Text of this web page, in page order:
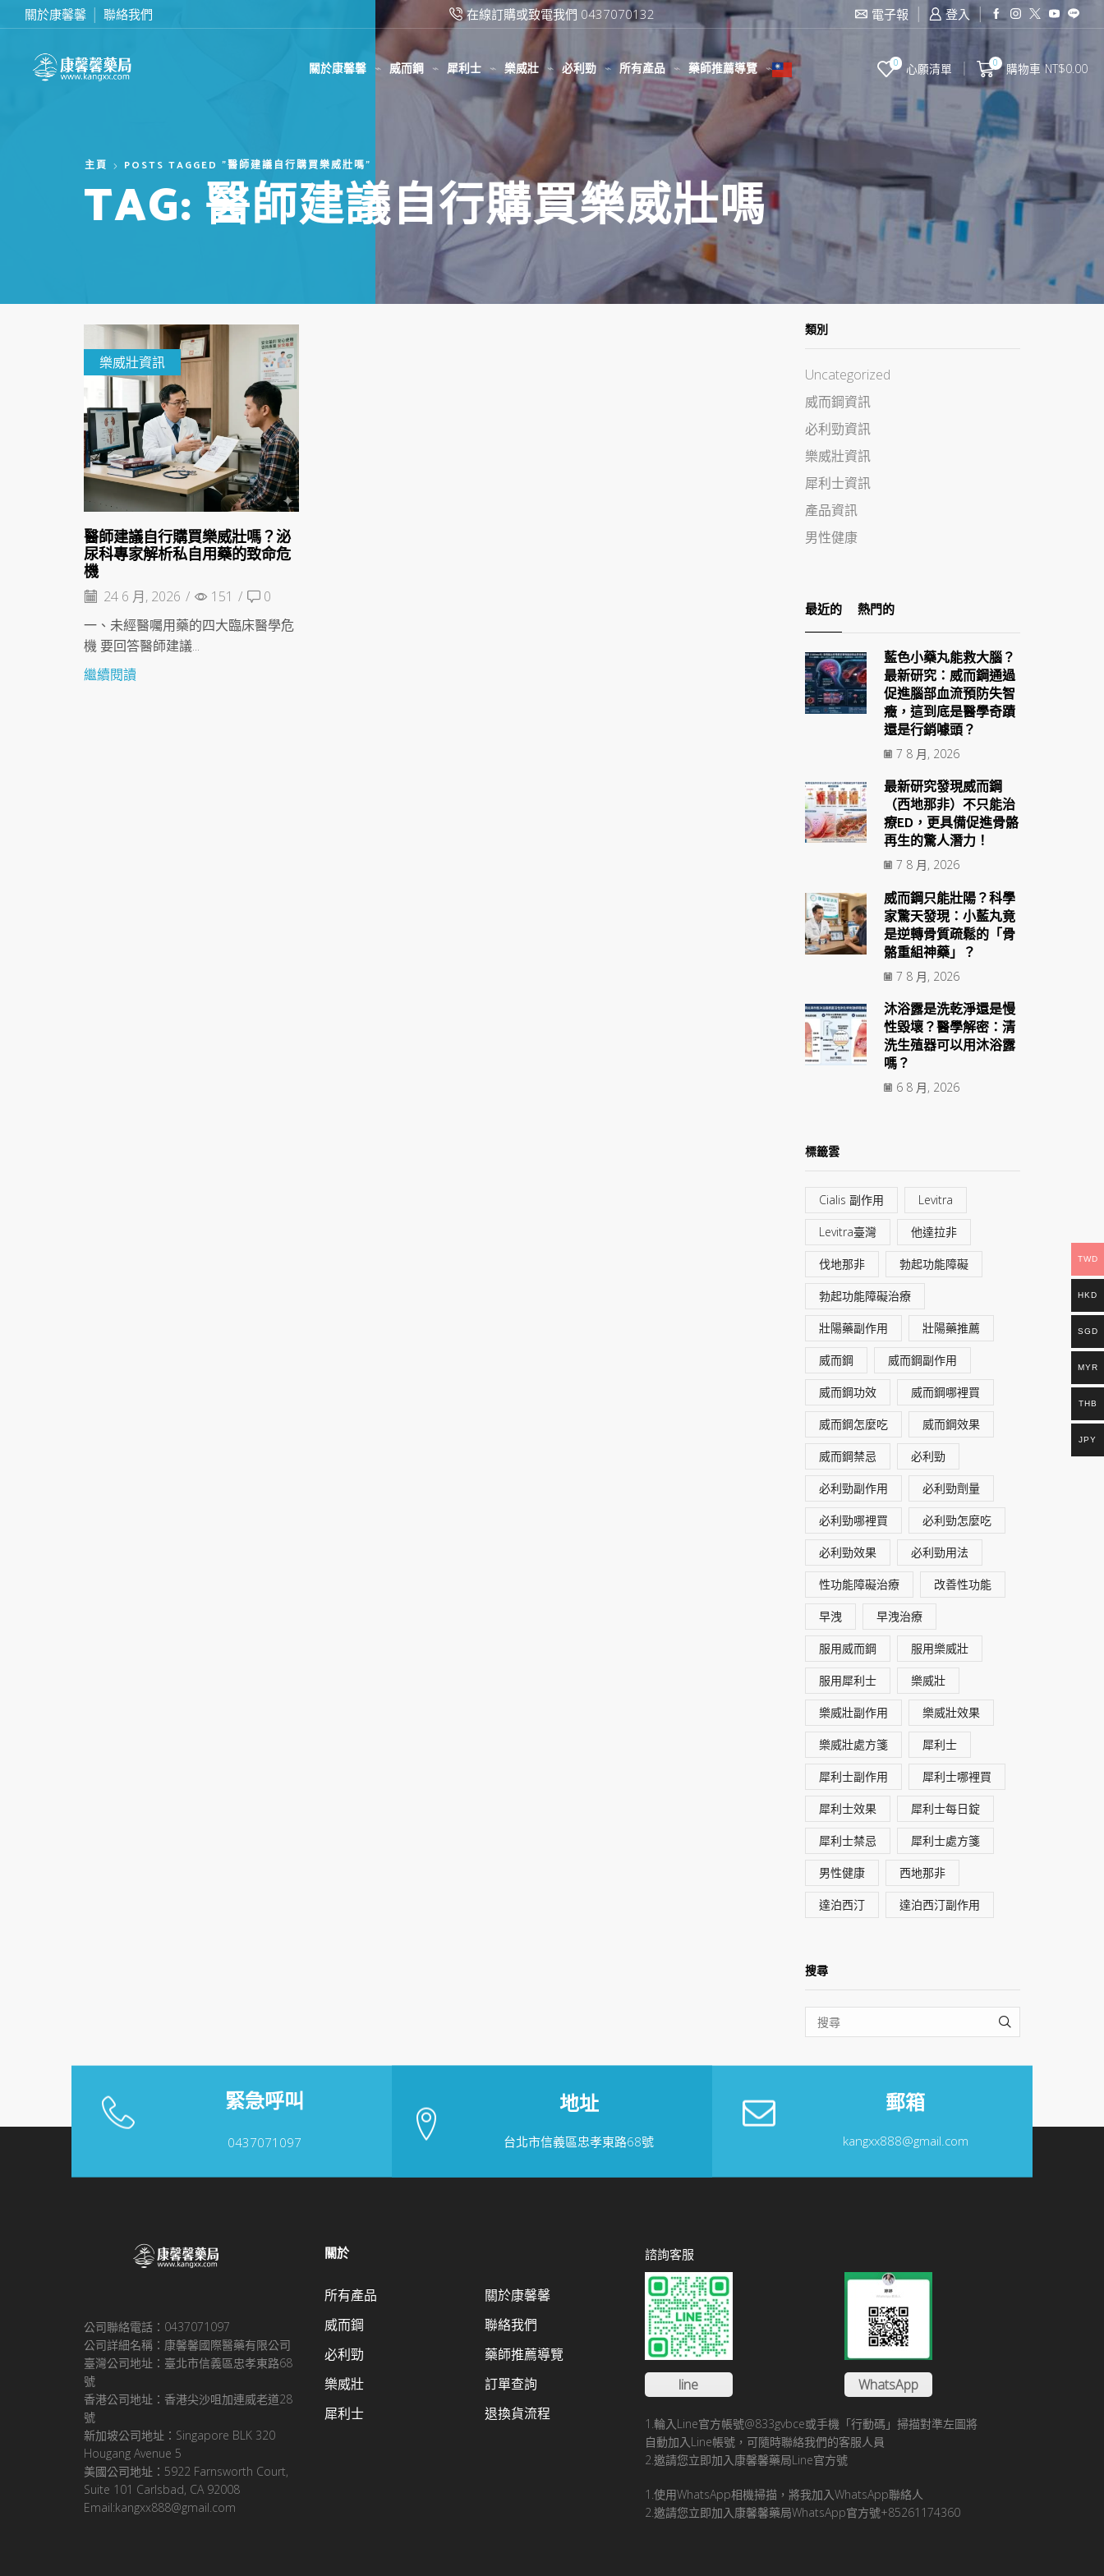
關於康馨馨 聯絡我們在線訂購或致電我們 0437070132 滿2000台幣免運費 電子報 登入
關於康馨馨 威而鋼 犀利士 樂威壯 必利勁 所有產品 藥師推薦導覽 0 心願清單 0 購物車 NT$0.00
主頁 POSTS TAGGED "醫師建議自行購買樂威壯嗎"
TAG: 醫師建議自行購買樂威壯嗎
樂威壯資訊
醫師建議自行購買樂威壯嗎？泌
尿科專家解析私自用藥的致命危
機
24 6 月, 2026 / 151 /
0
一、未經醫囑用藥的四大臨床醫學危
機 要回答醫師建議...
繼續閱讀
類別
Uncategorized
威而鋼資訊
必利勁資訊
樂威壯資訊
犀利士資訊
產品資訊
男性健康
最近的 熱門的
藍色小藥丸能救大腦？
最新研究：威而鋼通過
促進腦部血流預防失智
癥，這到底是醫學奇蹟
還是行銷噱頭？
7 8 月, 2026
最新研究發現威而鋼
（西地那非）不只能治
療ED，更具備促進骨骼
再生的驚人潛力！
7 8 月, 2026
威而鋼只能壯陽？科學
家驚天發現：小藍丸竟
是逆轉骨質疏鬆的「骨
骼重組神藥」？
7 8 月, 2026
沐浴露是洗乾淨還是慢
性毀壞？醫學解密：清
洗生殖器可以用沐浴露
嗎？
6 8 月, 2026
標籤雲
Cialis 副作用 Levitra
Levitra臺灣 他達拉非
伐地那非 勃起功能障礙
勃起功能障礙治療
壯陽藥副作用 壯陽藥推薦
威而鋼 威而鋼副作用
威而鋼功效 威而鋼哪裡買
威而鋼怎麼吃 威而鋼效果
威而鋼禁忌 必利勁
必利勁副作用 必利勁劑量
必利勁哪裡買 必利勁怎麼吃
必利勁效果 必利勁用法
性功能障礙治療 改善性功能
早洩 早洩治療
服用威而鋼 服用樂威壯
服用犀利士 樂威壯
樂威壯副作用 樂威壯效果
樂威壯處方箋 犀利士
犀利士副作用 犀利士哪裡買
犀利士效果 犀利士每日錠
犀利士禁忌 犀利士處方箋
男性健康 西地那非
達泊西汀 達泊西汀副作用
搜尋
SEARCH
緊急呼叫
0437071097
地址
台北市信義區忠孝東路68號
郵箱
kangxx888@gmail.com
公司聯絡電話：0437071097
公司詳細名稱：康馨馨國際醫藥有限公司
臺灣公司地址：臺北市信義區忠孝東路68
號
香港公司地址：香港尖沙咀加連威老道28
號
新加坡公司地址：Singapore BLK 320
Hougang Avenue 5
美國公司地址：5922 Farnsworth Court,
Suite 101 Carlsbad, CA 92008
Email:kangxx888@gmail.com
關於
所有產品
威而鋼
必利勁
樂威壯
犀利士
關於康馨馨
聯絡我們
藥師推薦導覽
訂單查詢
退換貨流程
諮詢客服
line WhatsApp
1.輪入Line官方帳號@833gvbce或手機「行動碼」掃描對準左圖將
自動加入Line帳號，可隨時聯絡我們的客服人員
2.邀請您立即加入康馨馨藥局Line官方號
1.使用WhatsApp相機掃描，將我加入WhatsApp聯絡人
2.邀請您立即加入康馨馨藥局WhatsApp官方號+85261174360
TWD
HKD
SGD
MYR
THB
JPY